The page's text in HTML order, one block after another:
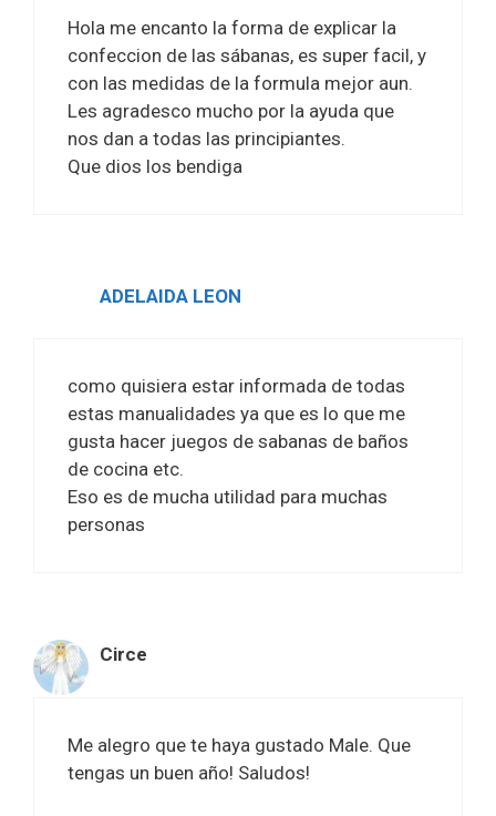
Hola me encanto la forma de explicar la
confeccion de las sábanas, es super facil, y
con las medidas de la formula mejor aun.
Les agradesco mucho por la ayuda que
nos dan a todas las principiantes.
Que dios los bendiga
ADELAIDA LEON
como quisiera estar informada de todas
estas manualidades ya que es lo que me
gusta hacer juegos de sabanas de baños
de cocina etc.
Eso es de mucha utilidad para muchas
personas
Circe
Me alegro que te haya gustado Male. Que
tengas un buen año! Saludos!